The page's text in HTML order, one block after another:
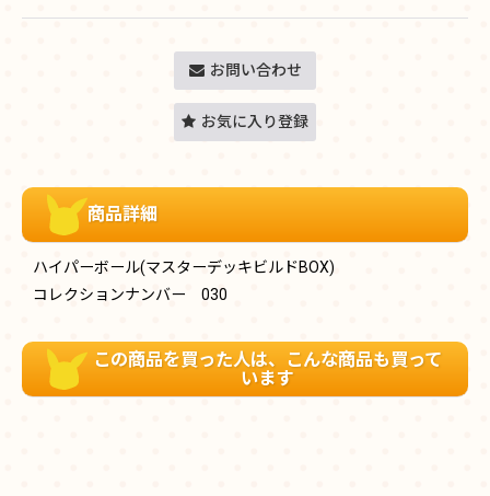
お問い合わせ
お気に入り登録
商品詳細
ハイパーボール(マスターデッキビルドBOX)
コレクションナンバー 030
この商品を買った人は、こんな商品も買って
います